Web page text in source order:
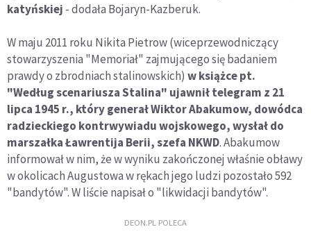
katyńskiej - dodała Bojaryn-Kazberuk.
W maju 2011 roku Nikita Pietrow (wiceprzewodniczący
stowarzyszenia "Memoriał" zajmującego się badaniem
prawdy o zbrodniach stalinowskich) w książce pt.
"Według scenariusza Stalina" ujawnił telegram z 21
lipca 1945 r., który generał Wiktor Abakumow, dowódca
radzieckiego kontrwywiadu wojskowego, wysłał do
marszałka Ławrentija Berii, szefa NKWD. Abakumow
informował w nim, że w wyniku zakończonej właśnie obławy
w okolicach Augustowa w rękach jego ludzi pozostało 592
"bandytów". W liście napisał o "likwidacji bandytów".
DEON.PL POLECA